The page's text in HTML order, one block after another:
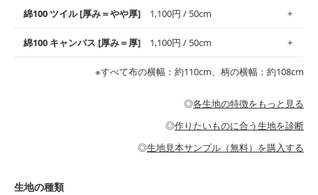
※レッスンバッグ、上履き袋などの通園通学グッズにはツイル生
・布団カバーなどの寝具、カーテン
す。
・スタイ、おくるみなどのベビーグッズ
・ブラウス、チュニック、ワンピースなどの洋服
・パジャマなどの寝具
上質で薄手の平織りの生地です。軽やかさとなめらかな手触りの
良さが魅力。透け感があるので、涼しげなトップスなどに最適で
・ブラウス、シャツ、チュニックなどのトップス
コットン75％リネン25％の当店のビエラ生地は、オックス生地よ
りもふんわりとした柔らかい質感と適度な落ち感を感じられるの
綿100 ツイル [厚み＝やや厚] 1,100円 / 50cm
綾織りの生地です。しっかりとした張りと厚みがありながらも柔
らかいのが特徴です。生地の厚みは中厚手です。1枚でも透け感
・カーテン、エプロン、テーブルクロスなどの暮らしのアイテム
・パンツ、タックスカートなどのボトムス
もっと詳しく見る
綿100 キャンバス [厚み＝厚] 1,100円 / 50cm
耐久性があります。トートバッグ・ポーチ・ペンケースなどの布
小物、インテリア用品に向いています。
・工作用エプロン
※すべて布の横幅：約110cm、柄の横幅：約108cm
◎各生地の特徴をもっと見る
◎作りたいものに合う生地を診断
◎生地見本サンプル（無料）を購入する
生地の種類